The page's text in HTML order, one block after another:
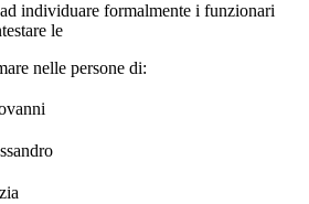
individuare formalmente i funzionari
le
nelle persone di: